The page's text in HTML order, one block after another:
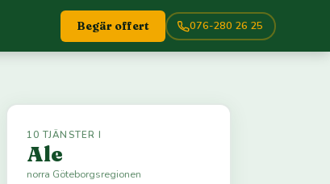
Begär offert 076-280 26 25
10 TJÄNSTER I
Ale
norra Göteborgsregionen